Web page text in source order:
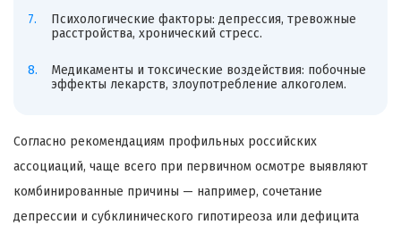
Психологические факторы: депрессия, тревожные
расстройства, хронический стресс.
Медикаменты и токсические воздействия: побочные
эффекты лекарств, злоупотребление алкоголем.
Согласно рекомендациям профильных российских
ассоциаций, чаще всего при первичном осмотре выявляют
комбинированные причины — например, сочетание
депрессии и субклинического гипотиреоза или дефицита